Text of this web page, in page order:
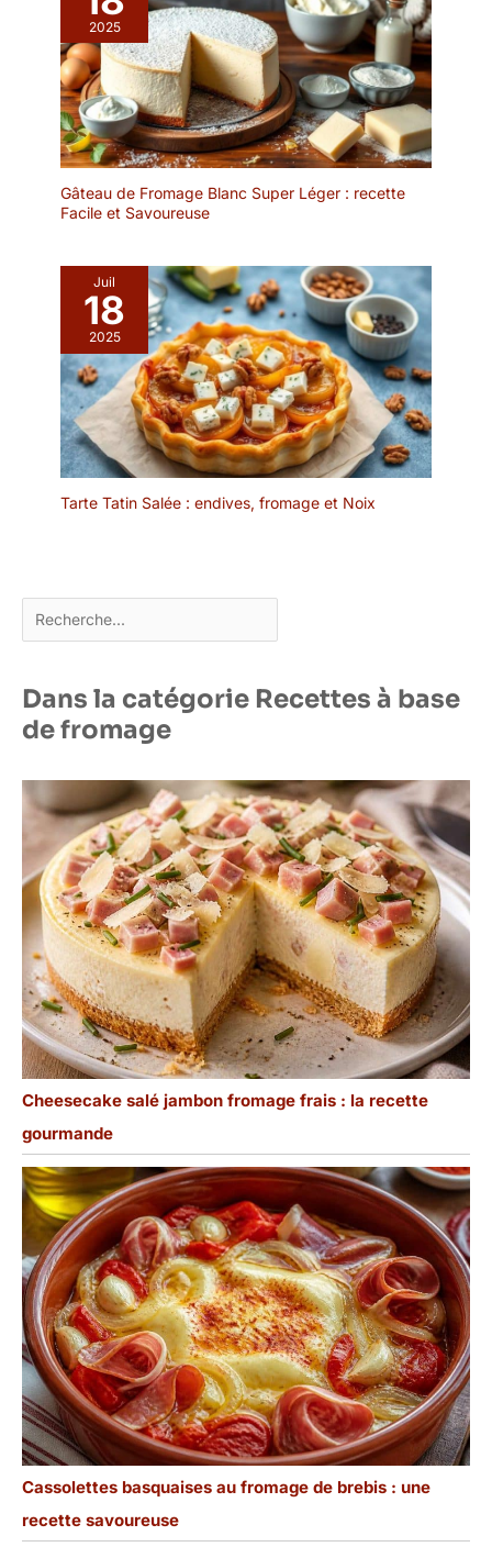
assiettes et plats de
service apero, sushi.
Conçues avec soin, ces
assiettes en ardoise
naturelle apportent une
touche moderne et
sophistiquée à votre
planche formage assiette
ardoise restaurant
design professionnel
pour mariages, fêtes,
anniversaires, remises de
diplômes.
2025
Gâteau de Fromage Blanc Super Léger : recette
Facile et Savoureuse
Juil
18
2025
Tarte Tatin Salée : endives, fromage et Noix
Rechercher
Dans la catégorie Recettes à base
de fromage
Cheesecake salé jambon fromage frais : la recette
gourmande
Cassolettes basquaises au fromage de brebis : une
recette savoureuse